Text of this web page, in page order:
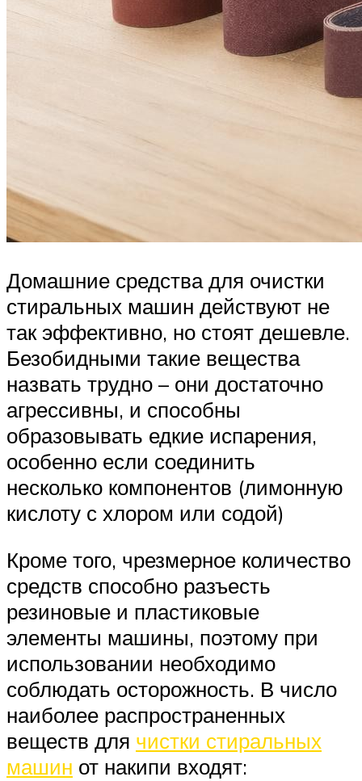
Домашние средства для очистки
стиральных машин действуют не
так эффективно, но стоят дешевле.
Безобидными такие вещества
назвать трудно – они достаточно
агрессивны, и способны
образовывать едкие испарения,
особенно если соединить
несколько компонентов (лимонную
кислоту с хлором или содой)
Кроме того, чрезмерное количество
средств способно разъесть
резиновые и пластиковые
элементы машины, поэтому при
использовании необходимо
соблюдать осторожность. В число
наиболее распространенных
веществ для чистки стиральных
машин от накипи входят: